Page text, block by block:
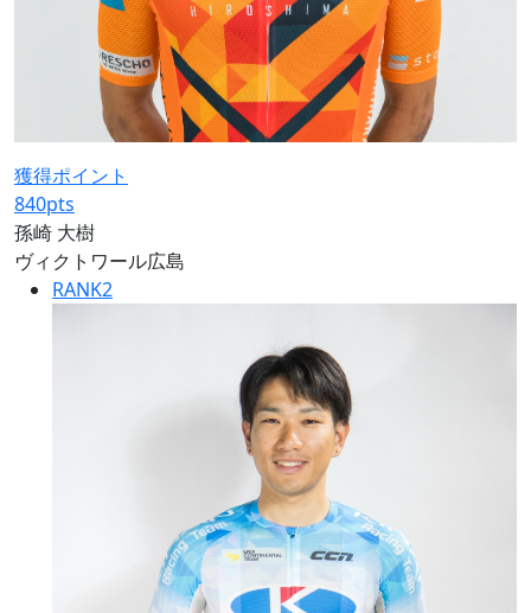
獲得ポイント
840pts
孫崎 大樹
ヴィクトワール広島
RANK2